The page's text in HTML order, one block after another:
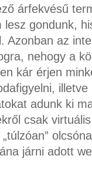
árfekvésű
gondunk,
Azonban az
nehogy a
kár érjen
adunk ki
csak
járni adott